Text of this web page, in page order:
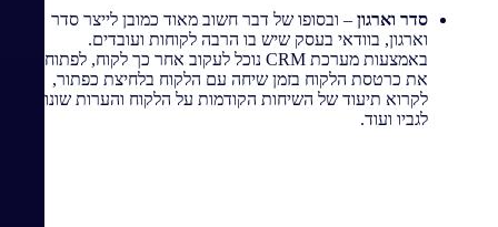
סדר וארגון – ובסופו של דבר חשוב מאוד כמובן לייצר סדר
וארגון, בוודאי בעסק שיש בו הרבה לקוחות ועובדים.
באמצעות מערכת CRM נוכל לעקוב אחר כך לקוח, לפתוח
את כרטסת הלקוח בזמן שיחה עם הלקוח בלחיצת כפתור,
לקרוא תיעוד של השיחות הקודמות על הלקוח והערות שונות
לגביו ועוד.